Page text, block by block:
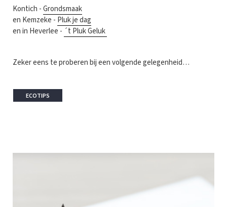
Kontich -Grondsmaak
en Kemzeke - Pluk je dag
en in Heverlee - ´t Pluk Geluk
Zeker eens te proberen bij een volgende gelegenheid…
ECOTIPS